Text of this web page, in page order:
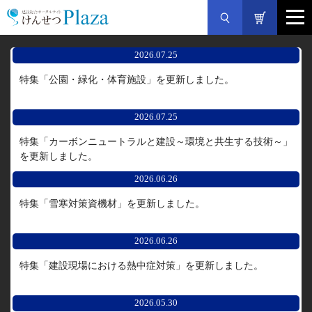
2026.07.25
特集「公園・緑化・体育施設」を更新しました。
2026.07.25
特集「カーボンニュートラルと建設～環境と共生する技術～」
を更新しました。
2026.06.26
特集「雪寒対策資機材」を更新しました。
2026.06.26
特集「建設現場における熱中症対策」を更新しました。
2026.05.30